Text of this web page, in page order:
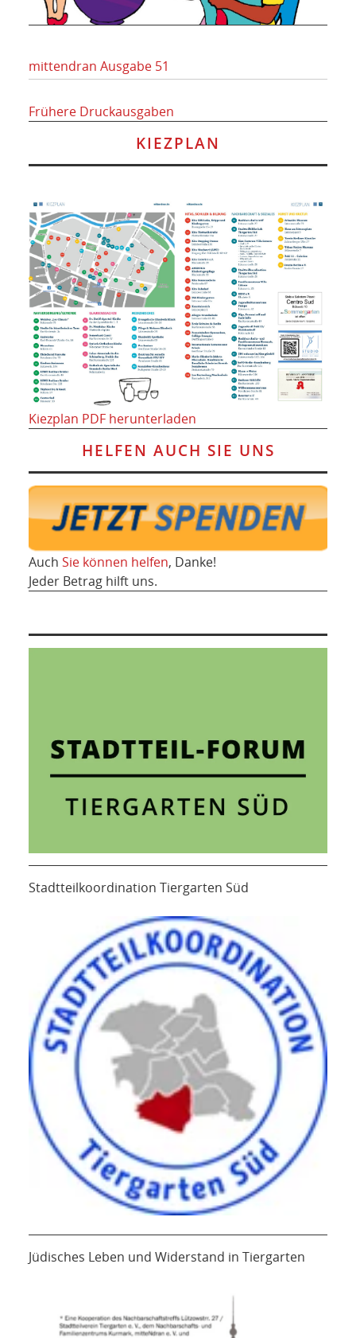
mittendran Ausgabe 51
Frühere Druckausgaben
KIEZPLAN
Kiezplan PDF herunterladen
HELFEN AUCH SIE UNS
Auch Sie können helfen, Danke!
Jeder Betrag hilft uns.
Stadtteilkoordination Tiergarten Süd
Jüdisches Leben und Widerstand in Tiergarten